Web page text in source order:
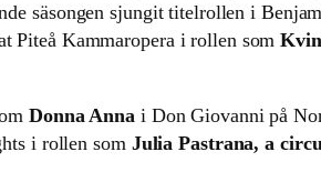
säsongen sjungit titelrollen i
Piteå Kammaropera i rollen som
Donna Anna i Don Giovanni på
i rollen som Julia Pastrana, a